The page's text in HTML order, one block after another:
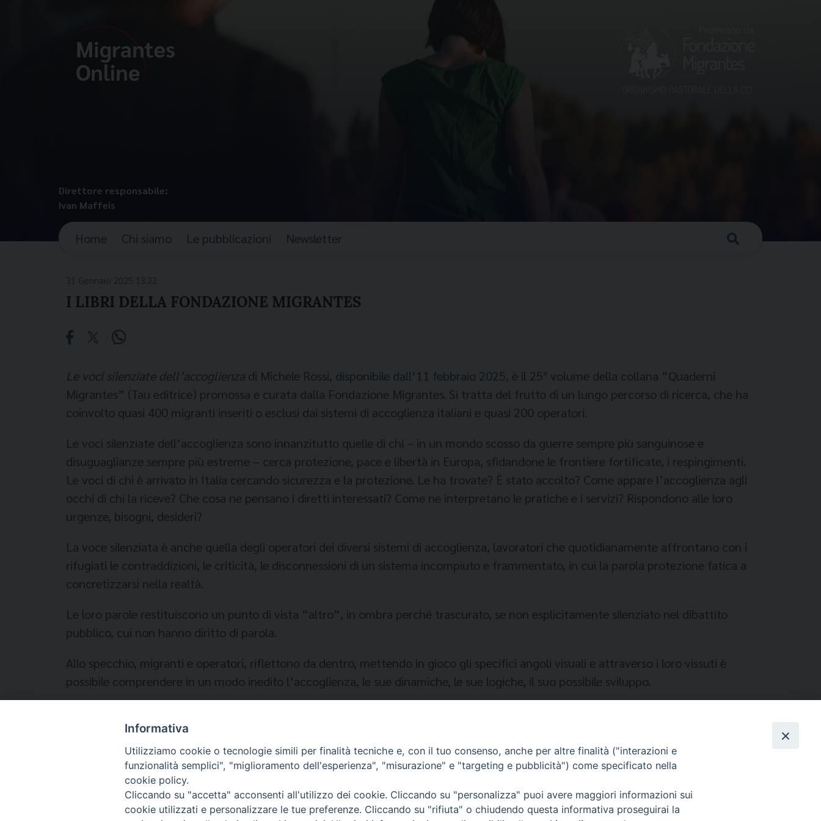
Direttore responsabile:
Ivan Maffeis
Home Chi siamo Le pubblicazioni Newsletter
I LIBRI DELLA FONDAZIONE MIGRANTES
Le voci silenziate dell’accoglienza di Michele Rossi, disponibile dall’11 febbraio 2025, è il 25° volume della collana “Quaderni
Migrantes” (Tau editrice) promossa e curata dalla Fondazione Migrantes. Si tratta del frutto di un lungo percorso di ricerca, che ha
coinvolto quasi 400 migranti inseriti o esclusi dai sistemi di accoglienza italiani e quasi 200 operatori.
Le voci silenziate dell’accoglienza sono innanzitutto quelle di chi – in un mondo scosso da guerre sempre più sanguinose e
disuguaglianze sempre più estreme – cerca protezione, pace e libertà in Europa, sfidandone le frontiere fortificate, i respingimenti.
Le voci di chi è arrivato in Italia cercando sicurezza e la protezione. Le ha trovate? È stato accolto? Come appare l’accoglienza agli
occhi di chi la riceve? Che cosa ne pensano i diretti interessati? Come ne interpretano le pratiche e i servizi? Rispondono alle loro
urgenze, bisogni, desideri?
La voce silenziata è anche quella degli operatori dei diversi sistemi di accoglienza, lavoratori che quotidianamente affrontano con i
rifugiati le contraddizioni, le criticità, le disconnessioni di un sistema incompiuto e frammentato, in cui la parola protezione fatica a
concretizzarsi nella realtà.
Le loro parole restituiscono un punto di vista “altro”, in ombra perché trascurato, se non esplicitamente silenziato nel dibattito
pubblico, cui non hanno diritto di parola.
Allo specchio, migranti e operatori, riflettono da dentro, mettendo in gioco gli specifici angoli visuali e attraverso i loro vissuti è
possibile comprendere in un modo inedito l’accoglienza, le sue dinamiche, le sue logiche, il suo possibile sviluppo.
ACCOGLIENZA EDITORIA
Informativa
Utilizziamo cookie o tecnologie simili per finalità tecniche e, con il tuo consenso, anche per altre finalità ("interazioni e
funzionalità semplici", "miglioramento dell'esperienza", "misurazione" e "targeting e pubblicità") come specificato nella
cookie policy.
Cliccando su "accetta" acconsenti all'utilizzo dei cookie. Cliccando su "personalizza" puoi avere maggiori informazioni sui
cookie utilizzati e personalizzare le tue preferenze. Cliccando su "rifiuta" o chiudendo questa informativa proseguirai la